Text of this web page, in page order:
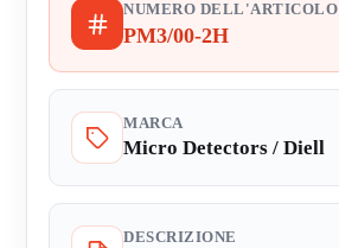
NUMERO DELL'ARTICOLO
PM3/00-2H
MARCA
Micro Detectors / Diell
DESCRIZIONE